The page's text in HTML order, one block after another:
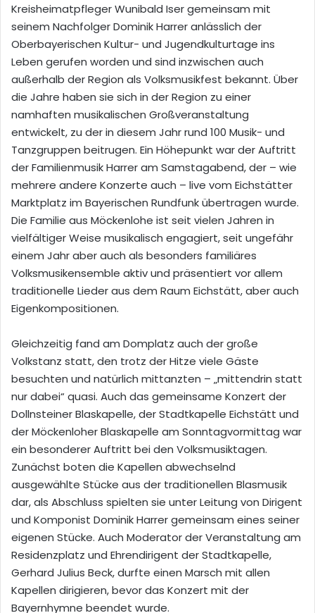
Kreisheimatpfleger Wunibald Iser gemeinsam mit
seinem Nachfolger Dominik Harrer anlässlich der
Oberbayerischen Kultur- und Jugendkulturtage ins
Leben gerufen worden und sind inzwischen auch
außerhalb der Region als Volksmusikfest bekannt. Über
die Jahre haben sie sich in der Region zu einer
namhaften musikalischen Großveranstaltung
entwickelt, zu der in diesem Jahr rund 100 Musik- und
Tanzgruppen beitrugen. Ein Höhepunkt war der Auftritt
der Familienmusik Harrer am Samstagabend, der – wie
mehrere andere Konzerte auch – live vom Eichstätter
Marktplatz im Bayerischen Rundfunk übertragen wurde.
Die Familie aus Möckenlohe ist seit vielen Jahren in
vielfältiger Weise musikalisch engagiert, seit ungefähr
einem Jahr aber auch als besonders familiäres
Volksmusikensemble aktiv und präsentiert vor allem
traditionelle Lieder aus dem Raum Eichstätt, aber auch
Eigenkompositionen.
Gleichzeitig fand am Domplatz auch der große
Volkstanz statt, den trotz der Hitze viele Gäste
besuchten und natürlich mittanzten – „mittendrin statt
nur dabei“ quasi. Auch das gemeinsame Konzert der
Dollnsteiner Blaskapelle, der Stadtkapelle Eichstätt und
der Möckenloher Blaskapelle am Sonntagvormittag war
ein besonderer Auftritt bei den Volksmusiktagen.
Zunächst boten die Kapellen abwechselnd
ausgewählte Stücke aus der traditionellen Blasmusik
dar, als Abschluss spielten sie unter Leitung von Dirigent
und Komponist Dominik Harrer gemeinsam eines seiner
eigenen Stücke. Auch Moderator der Veranstaltung am
Residenzplatz und Ehrendirigent der Stadtkapelle,
Gerhard Julius Beck, durfte einen Marsch mit allen
Kapellen dirigieren, bevor das Konzert mit der
Bayernhymne beendet wurde.